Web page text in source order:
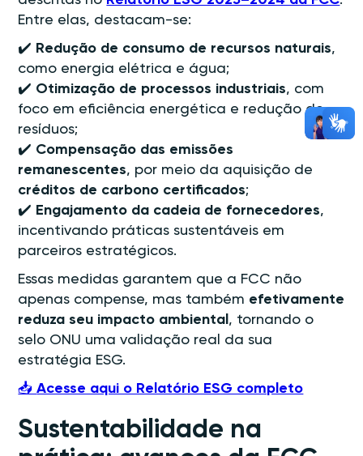
Entre elas, destacam-se:
✔️ Redução de consumo de recursos naturais,
como energia elétrica e água;
✔️ Otimização de processos industriais, com
foco em eficiência energética e redução de
resíduos;
✔️ Compensação das emissões
remanescentes, por meio da aquisição de
créditos de carbono certificados;
✔️ Engajamento da cadeia de fornecedores,
incentivando práticas sustentáveis em
parceiros estratégicos.
Essas medidas garantem que a FCC não
apenas compense, mas também efetivamente
reduza seu impacto ambiental , tornando o
selo ONU uma validação real da sua
estratégia ESG.
📥Acesse aqui o Relatório ESG completo
Sustentabilidade na